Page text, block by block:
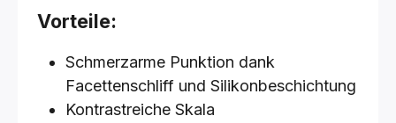
Vorteile:
Schmerzarme Punktion dank
Facettenschliff und Silikonbeschichtung
Kontrastreiche Skala